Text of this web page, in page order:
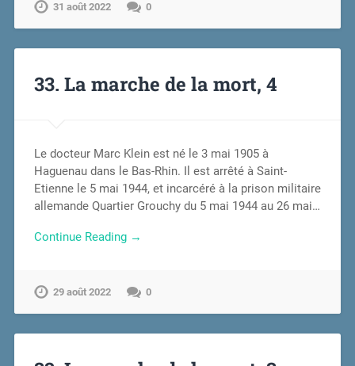
31 août 2022 0
33. La marche de la mort, 4
Le docteur Marc Klein est né le 3 mai 1905 à
Haguenau dans le Bas-Rhin. Il est arrêté à Saint-
Etienne le 5 mai 1944, et incarcéré à la prison militaire
allemande Quartier Grouchy du 5 mai 1944 au 26 mai…
Continue Reading →
29 août 2022 0